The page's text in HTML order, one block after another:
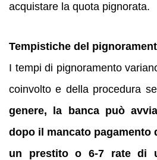
acquistare la quota pignorata.
Tempistiche del
I tempi di pignoramento
coinvolto e della procedura
genere, la banca può
dopo il mancato pagamento
un prestito o 6-7 rate di